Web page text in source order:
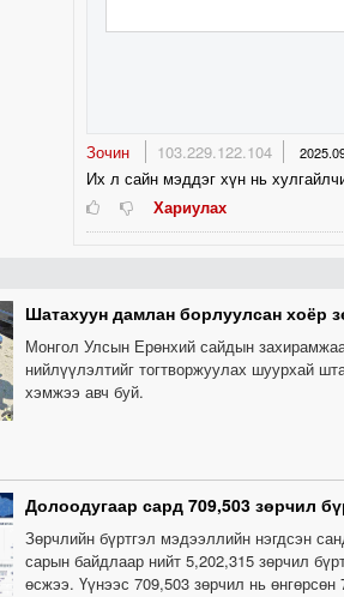
Зочин 103.229.122.104
Их л сайн мэддэг хүн нь
Хариулах
Шатахуун дамлан борлуулсан хоёр
Монгол Улсын Ерөнхий сайдын
нийлүүлэлтийг тогтворжуулах шуурхай
хэмжээ авч буй.
Долоодугаар сард 709,503 зөрчил
Зөрчлийн бүртгэл мэдээллийн нэгдсэн
сарын байдлаар нийт 5,202,315 зөрчил
өсжээ. Үүнээс 709,503 зөрчил нь